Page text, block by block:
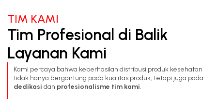
TIM KAMI
Tim Profesional di Balik
Layanan Kami
Kami percaya bahwa keberhasilan distribusi produk kesehatan
tidak hanya bergantung pada kualitas produk, tetapi juga pada
dedikasi dan profesionalisme tim kami.